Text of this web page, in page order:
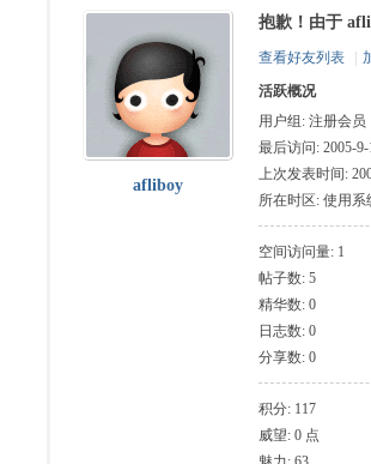
afliboy
抱歉！由于
查看好友列表
活跃概况
用户组: 注册会员
最后访问: 2005-9-
上次发表时间:
所在时区: 使用系
空间访问量: 1
帖子数: 5
精华数: 0
日志数: 0
分享数: 0
积分: 117
威望: 0 点